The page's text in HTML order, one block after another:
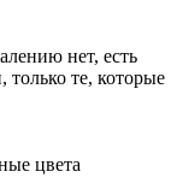
нет, есть
те, которые
цвета